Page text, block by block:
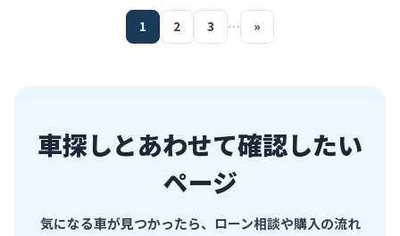
1 2 3 … »
車探しとあわせて確認したい
ページ
気になる車が見つかったら、ローン相談や購入の流れ